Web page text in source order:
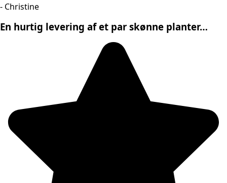
- Christine
En hurtig levering af et par skønne planter…